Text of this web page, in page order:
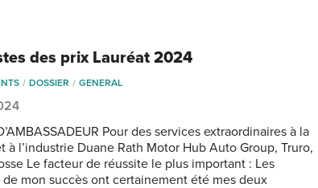
des prix Lauréat 2024
DOSSIER GENERAL
Pour des services extraordinaires à la
à l’industrie Duane Rath Motor Hub Auto Group, Truro,
Le facteur de réussite le plus important : Les
mon succès ont certainement été mes deux